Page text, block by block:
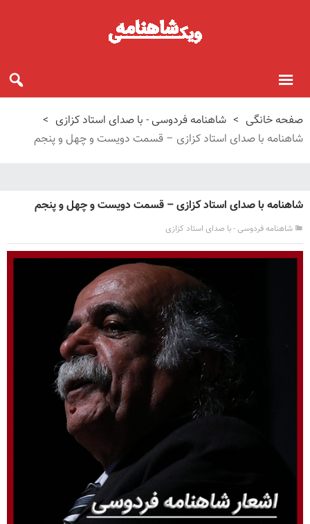
صفحه خانگی > شاهنامه فردوسی - با صدای استاد کزازی >
شاهنامه با صدای استاد کزازی – قسمت دویست و چهل و پنجم
شاهنامه با صدای استاد کزازی – قسمت دویست و چهل و پنجم
شاهنامه فردوسی - با صدای استاد کزازی